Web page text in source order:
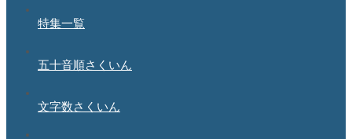
特集一覧
五十音順さくいん
文字数さくいん